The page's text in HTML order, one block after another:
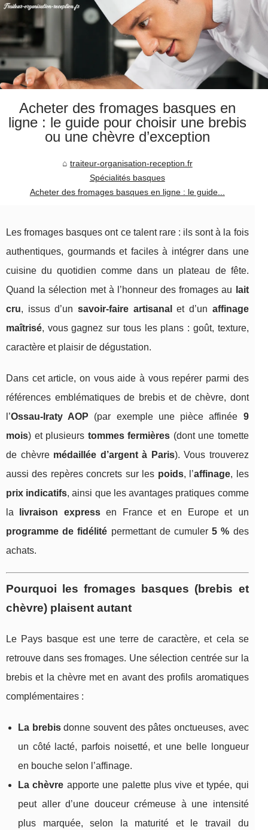
Acheter des fromages basques en
ligne : le guide pour choisir une brebis
ou une chèvre d’exception
traiteur-organisation-reception.fr
Spécialités basques
Acheter des fromages basques en ligne : le guide...
Les fromages basques ont ce talent rare : ils sont à la fois
authentiques, gourmands et faciles à intégrer dans une
cuisine du quotidien comme dans un plateau de fête.
Quand la sélection met à l’honneur des fromages au
lait
cru, issus d’un savoir-faire artisanal et d’un affinage
maîtrisé, vous gagnez sur tous les plans : goût, texture,
caractère et plaisir de dégustation.
Dans cet article, on vous aide à vous repérer parmi des
références emblématiques de brebis et de chèvre, dont
l’Ossau-Iraty AOP (par exemple une pièce affinée 9
mois) et plusieurs tommes fermières (dont une tomette
de chèvre médaillée d’argent à Paris). Vous trouverez
aussi des repères concrets sur les poids, l’affinage, les
prix indicatifs, ainsi que les avantages pratiques comme
la
livraison expressen France et en Europe et un
programme de fidélité permettant de cumuler5 % des
achats.
Pourquoi les fromages basques (brebis et
chèvre) plaisent autant
Le Pays basque est une terre de caractère, et cela se
retrouve dans ses fromages. Une sélection centrée sur la
brebis et la chèvre met en avant des profils aromatiques
complémentaires :
La brebisdonne souvent des pâtes onctueuses, avec
un côté lacté, parfois noisetté, et une belle longueur
en bouche selon l’affinage.
La chèvre apporte une palette plus vive et typée, qui
peut aller d’une douceur crémeuse à une intensité
plus marquée, selon la maturité et le travail du